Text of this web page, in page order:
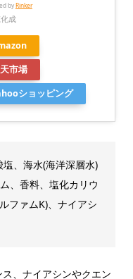
byRinker
成
市場
ショッピング
、海水(海洋深層水)
、香料、塩化カリウ
ファムK)、ナイアシ
、ナイアシンやクエン